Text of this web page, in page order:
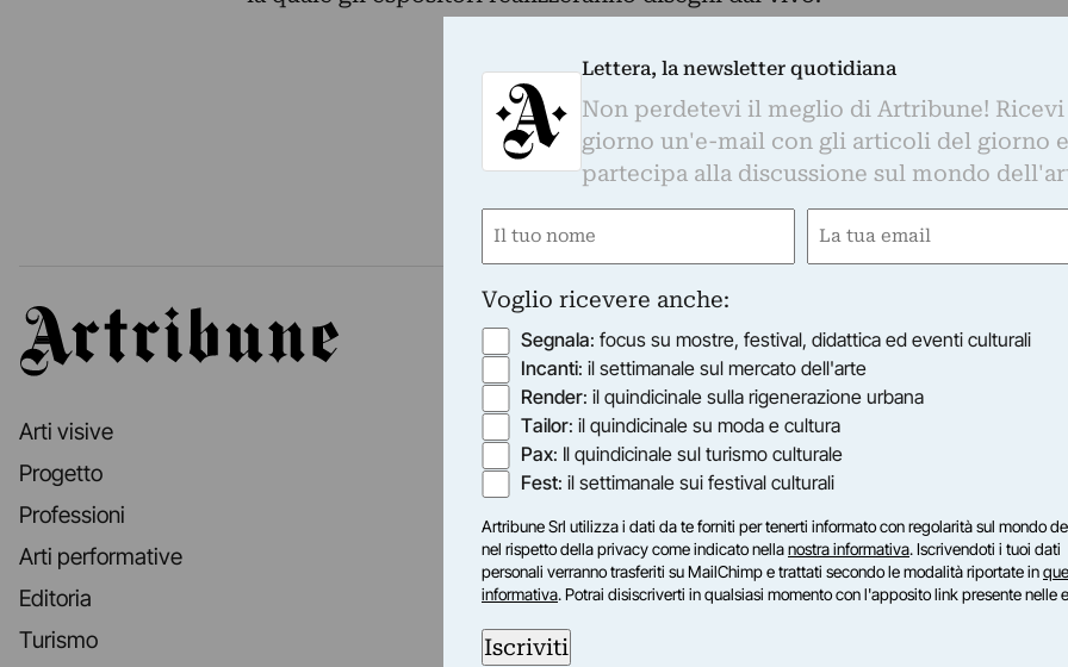
Artribune
Arti visive
Progetto
Professioni
Arti performative
Editoria
Turismo
Lettera, la newsletter quotidiana
Non perdetevi il meglio di Artribune!
giorno un'e-mail con gli articoli del giorno
partecipa alla discussione sul mondo
Nome
Email
Voglio ricevere anche:
Segnala: focus su mostre, festival, didattica ed eventi culturali
Incanti: il settimanale sul mercato dell'arte
Render: il quindicinale sulla rigenerazione urbana
Tailor: il quindicinale su moda e cultura
Pax: Il quindicinale sul turismo culturale
Fest: il settimanale sui festival culturali
Artribune Srl utilizza i dati da te forniti per tenerti informato con regolarità sul mondo
nel rispetto della privacy come indicato nellanostra informativa. Iscrivendoti i tuoi dati
personali verranno trasferiti su MailChimp e trattati secondo le modalità riportate in
informativa. Potrai disiscriverti in qualsiasi momento con l'apposito link presente nelle
Iscriviti